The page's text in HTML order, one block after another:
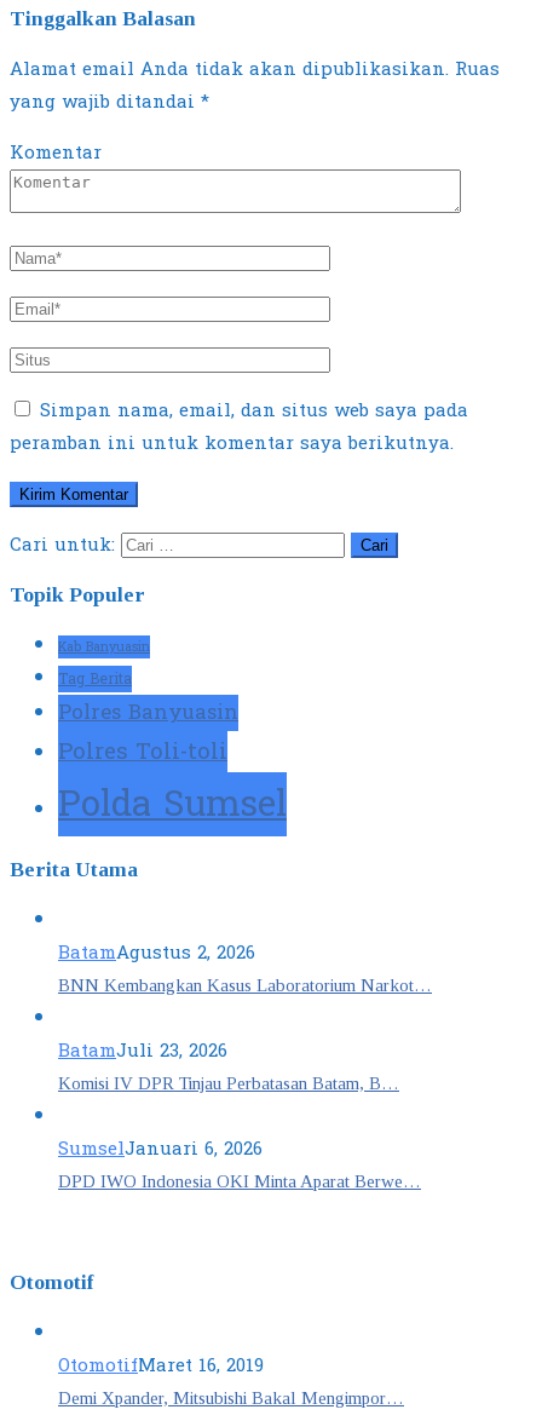
Tinggalkan Balasan
Alamat email Anda tidak akan dipublikasikan. Ruas
yang wajib ditandai *
Komentar
Simpan nama, email, dan situs web saya pada
peramban ini untuk komentar saya berikutnya.
Cari untuk:
Topik Populer
Kab Banyuasin
Tag Berita
Polres Banyuasin
Polres Toli-toli
Polda Sumsel
Berita Utama
BatamAgustus 2, 2026
BNN Kembangkan Kasus Laboratorium Narkot…
BatamJuli 23, 2026
Komisi IV DPR Tinjau Perbatasan Batam, B…
SumselJanuari 6, 2026
DPD IWO Indonesia OKI Minta Aparat Berwe…
Otomotif
OtomotifMaret 16, 2019
Demi Xpander, Mitsubishi Bakal Mengimpor…